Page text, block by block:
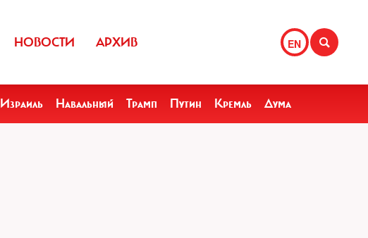
EN
НОВОСТИ АРХИВ
Израиль Навальный Трамп Путин Кремль Дума